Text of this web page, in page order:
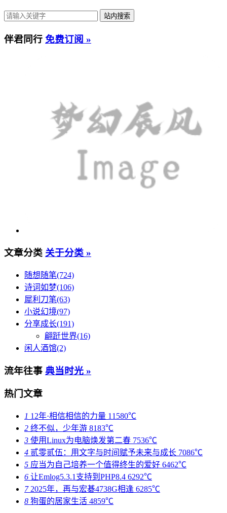
伴君同行 免费订阅 »
文章分类 关于分类 »
随想随笔(724)
诗词如梦(106)
犀利刀笔(63)
小说幻境(97)
分享成长(191)
翩跹世界(16)
闲人酒馆(2)
流年往事 典当时光 »
热门文章
1 12年·相信相信的力量 11580℃
2 终不似，少年游 8183℃
3 使用Linux为电脑焕发第二春 7536℃
4 贰零贰伍：用文字与时间赋予未来与成长 7086℃
5 应当为自己培养一个值得终生的爱好 6462℃
6 让Emlog5.3.1支持到PHP8.4 6292℃
72025年，再与宏碁4738G相逢 6285℃
8 狗蛋的居家生活 4859℃